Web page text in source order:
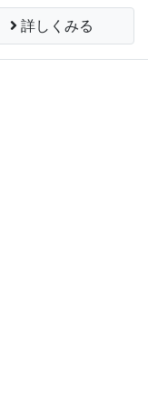
詳しくみる